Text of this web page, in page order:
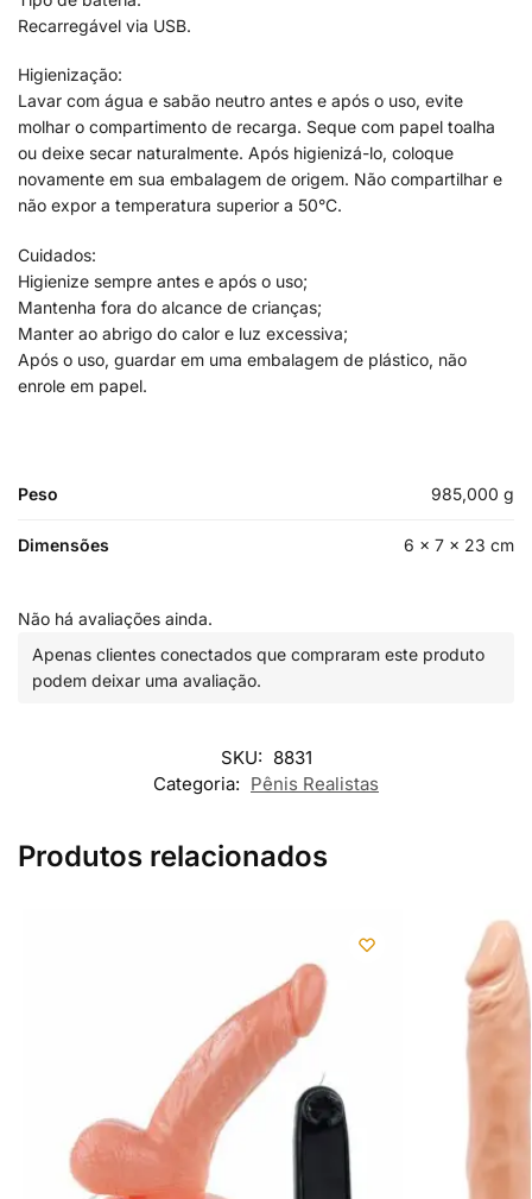
Recarregável via USB.
Higienização:
Lavar com água e sabão neutro antes e após o uso, evite
molhar o compartimento de recarga. Seque com papel toalha
ou deixe secar naturalmente. Após higienizá-lo, coloque
novamente em sua embalagem de origem. Não compartilhar e
não expor a temperatura superior a 50°C.
Cuidados:
Higienize sempre antes e após o uso;
Mantenha fora do alcance de crianças;
Manter ao abrigo do calor e luz excessiva;
Após o uso, guardar em uma embalagem de plástico, não
enrole em papel.
Peso 985,000 g
Dimensões 6 × 7 × 23 cm
Não há avaliações ainda.
Apenas clientes conectados que compraram este produto
podem deixar uma avaliação.
SKU: 8831
Categoria: Pênis Realistas
Produtos relacionados